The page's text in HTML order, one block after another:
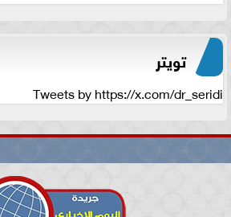
تويتر
Tweets by https://x.com/dr_seridi